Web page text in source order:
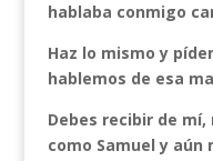
hablaba conmigo
Haz lo mismo y
hablemos de esa
Debes recibir de
como Samuel y aún